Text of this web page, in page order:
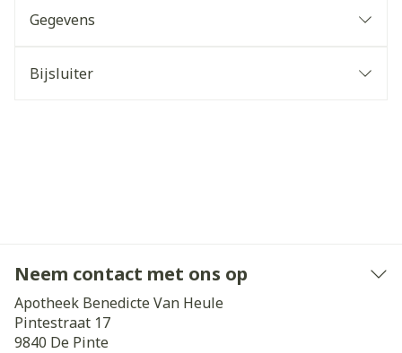
Gegevens
Bijsluiter
Neem contact met ons op
Apotheek Benedicte Van Heule
Pintestraat 17
9840 De Pinte